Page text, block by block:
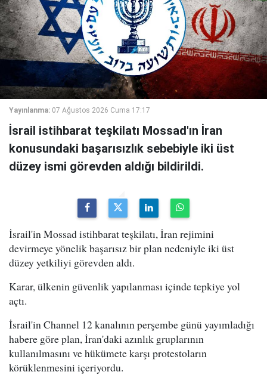
Yayınlanma: 07 Ağustos 2026 Cuma 17:17
İsrail istihbarat teşkilatı Mossad'ın İran
konusundaki başarısızlık sebebiyle iki üst
düzey ismi görevden aldığı bildirildi.
İsrail'in Mossad istihbarat teşkilatı, İran rejimini
devirmeye yönelik başarısız bir plan nedeniyle iki üst
düzey yetkiliyi görevden aldı.
Karar, ülkenin güvenlik yapılanması içinde tepkiye yol
açtı.
İsrail'in Channel 12 kanalının perşembe günü yayımladığı
habere göre plan, İran'daki azınlık gruplarının
kullanılmasını ve hükümete karşı protestoların
körüklenmesini içeriyordu.